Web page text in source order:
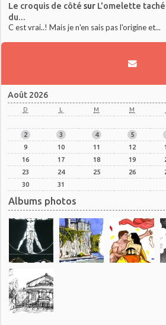
Le croquis de côté sur L'omelette
du...
C est vrai..! Mais je n'en sais pas l'origine et...
Août 2026
D L M M
2
3 4 5
9
10 11 12
16
17 18 19
23
24 25 26
30
31
Albums photos